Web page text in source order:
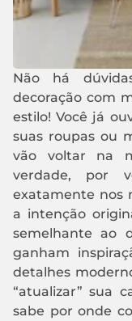
Não há
decoração com
estilo! Você já
suas roupas ou
vão voltar na
verdade, por
exatamente nos
a intenção
semelhante ao
ganham
detalhes
“atualizar” sua
sabe por onde